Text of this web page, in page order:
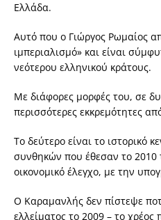
Ελλάδα.
Αυτό που ο Γιώργος Ρωμαίος
ιμπεριαλισμό» και είναι
νεότερου ελληνικού κράτους.
Με διάφορες μορφές του, σε
περισσότερες εκκρεμότητες
Το δεύτερο είναι το ιστορικό
συνθηκών που έθεσαν το 2010
οικονομικό έλεγχο, με την
Ο Καραμανλής δεν πίστεψε
ελλείματος το 2009 – το